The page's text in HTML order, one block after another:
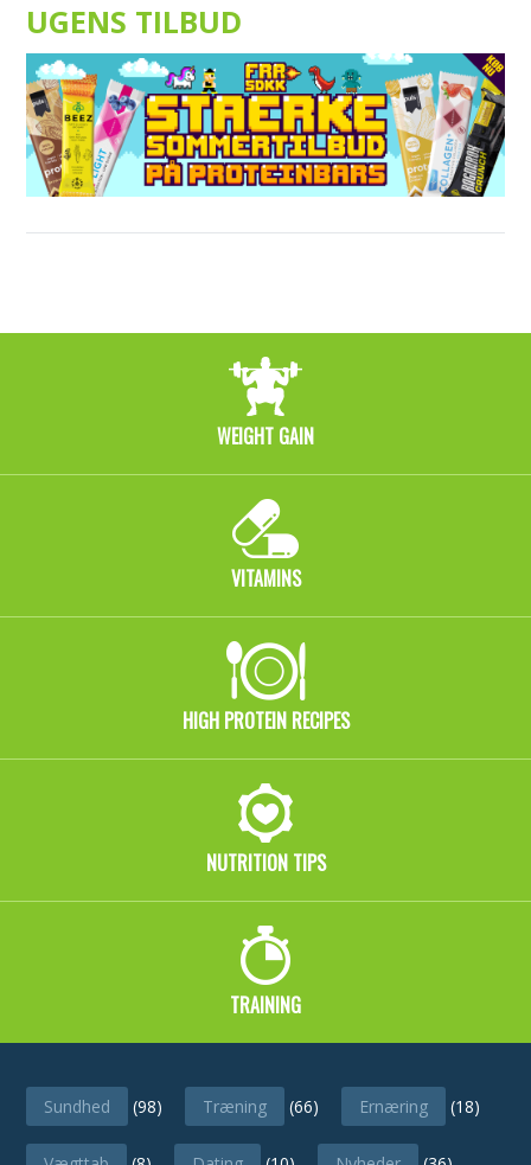
UGENS TILBUD
WEIGHT GAIN
VITAMINS
HIGH PROTEIN RECIPES
NUTRITION TIPS
TRAINING
CATEGORIES
Sundhed (98) Træning (66) Ernæring (18)